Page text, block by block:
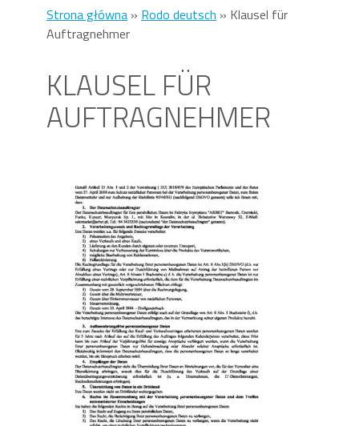
Strona główna» Rodo deutsch » Klausel für
Auftragnehmer
KLAUSEL FÜR
AUFTRAGNEHMER